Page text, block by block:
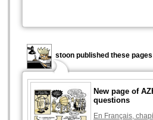
stoon published these
New page of
questions
En Français,